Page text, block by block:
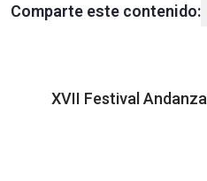
Comparte este contenido:
XVII Festival